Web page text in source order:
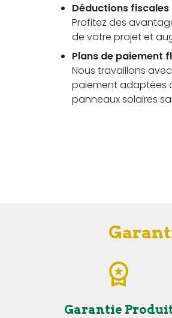
Déductions fiscales
Profitez des
de votre projet et
Plans de paiement
Nous travaillons
paiement adaptées
panneaux solaires
Garantie